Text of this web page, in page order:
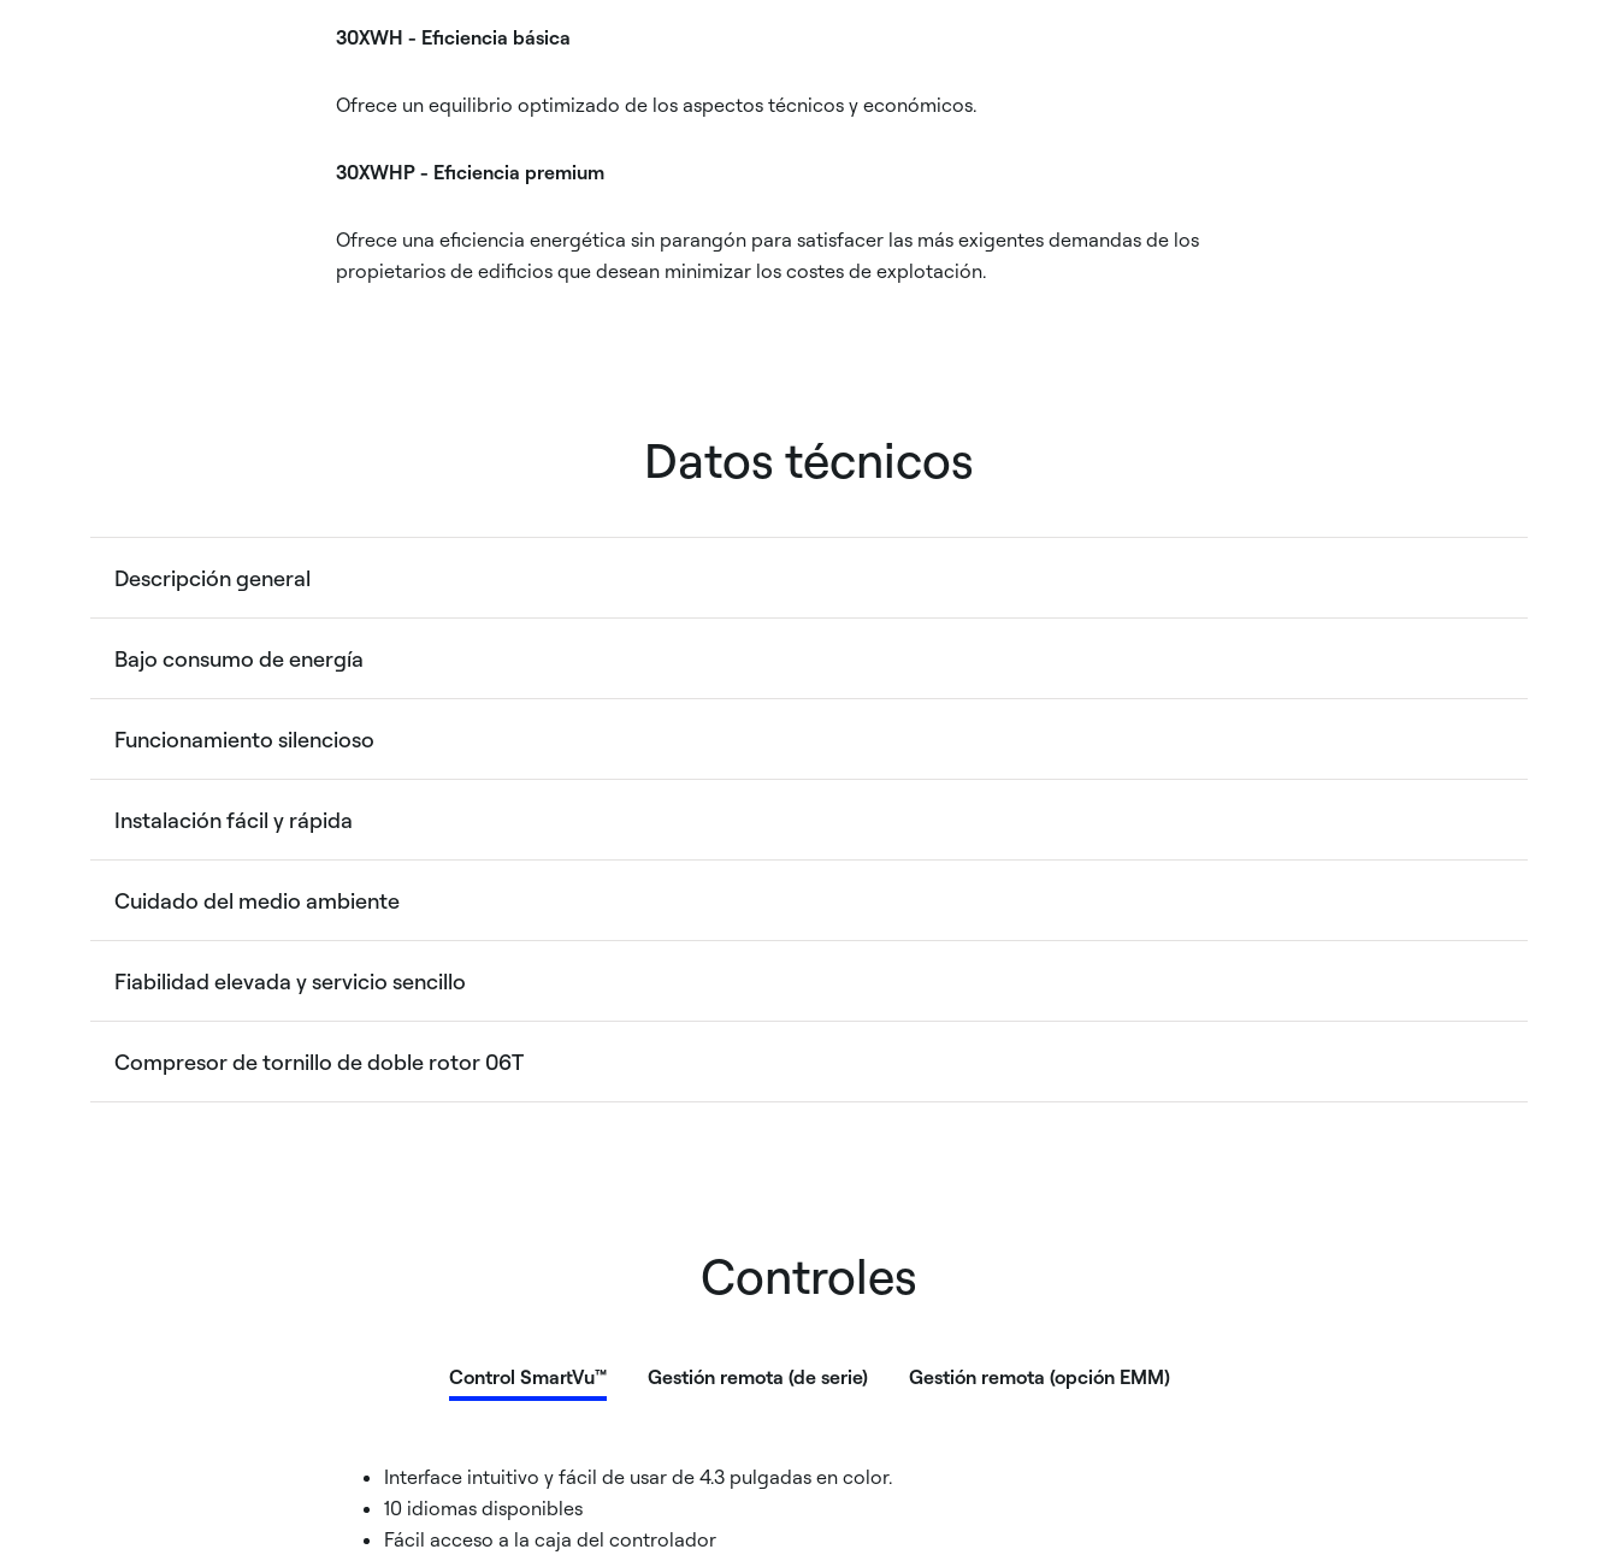
30XWH - Eficiencia básica
Ofrece un equilibrio optimizado de los aspectos técnicos y económicos.
30XWHP - Eficiencia premium
Ofrece una eficiencia energética sin parangón para satisfacer las más exigentes demandas de los
propietarios de edificios que desean minimizar los costes de explotación.
Datos técnicos
Descripción general
Bajo consumo de energía
Funcionamiento silencioso
Instalación fácil y rápida
Cuidado del medio ambiente
Fiabilidad elevada y servicio sencillo
Compresor de tornillo de doble rotor 06T
Controles
Control SmartVu™ Gestión remota (de serie) Gestión remota (opción EMM)
Interface intuitivo y fácil de usar de 4.3 pulgadas en color.
10 idiomas disponibles
Fácil acceso a la caja del controlador